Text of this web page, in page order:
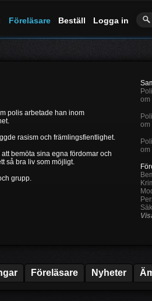
Föreläsare Beställ Logga in
polis arbetade han inom
rasism och främlingsfientlighet.
bemöta sina egna fördomar och
så bra liv som möjligt.
grupp.
om
om
om
Föreläsare Nyheter